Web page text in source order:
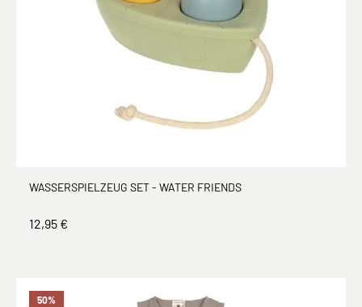
WASSERSPIELZEUG SET - WATER FRIENDS
12,95 €
50%